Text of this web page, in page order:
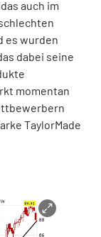
auch im
es wurden
dabei seine
momentan
TaylorMade